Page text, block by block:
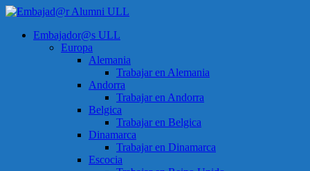
Saltar
contenido
Embajad@r
Menú
Embajador@s ULL
Europa
Alemania
Trabajar en Alemania
Andorra
Trabajar en Andorra
Belgica
Trabajar en Belgica
Dinamarca
Trabajar en Dinamarca
Escocia